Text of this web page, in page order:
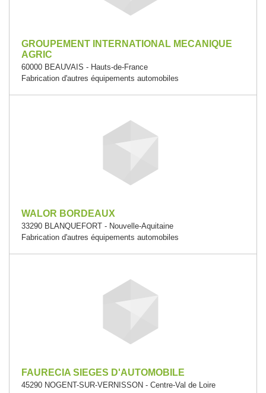
GROUPEMENT INTERNATIONAL MECANIQUE
AGRIC
60000 BEAUVAIS - Hauts-de-France
Fabrication d'autres équipements automobiles
WALOR BORDEAUX
33290 BLANQUEFORT - Nouvelle-Aquitaine
Fabrication d'autres équipements automobiles
FAURECIA SIEGES D'AUTOMOBILE
45290 NOGENT-SUR-VERNISSON - Centre-Val de Loire